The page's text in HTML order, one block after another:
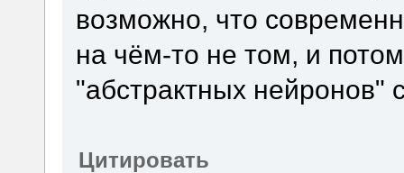
возможно, что
на чём-то не том, и
"абстрактных нейронов"
Цитировать